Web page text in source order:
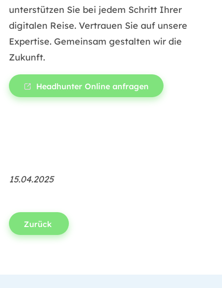
unterstützen Sie bei jedem Schritt Ihrer
digitalen Reise. Vertrauen Sie auf unsere
Expertise. Gemeinsam gestalten wir die
Zukunft.
Headhunter Online anfragen
15.04.2025
Zurück